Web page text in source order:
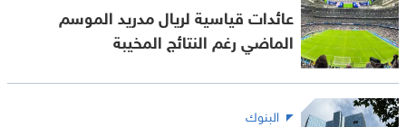
عائدات قياسية لريال مدريد الموسم
الماضي رغم النتائج المخيبة
البنوك